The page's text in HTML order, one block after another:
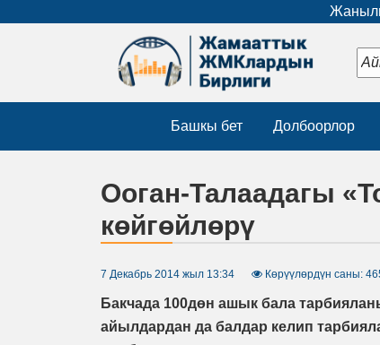
Башкы бет Долбоорлор
Ооган-Талаадагы
көйгөйлөрү
7 Декабрь 2014 жыл 13:34 Көрүүлөрдүн саны:
Бакчада 100дөн ашык бала
айылдардан да балдар келип